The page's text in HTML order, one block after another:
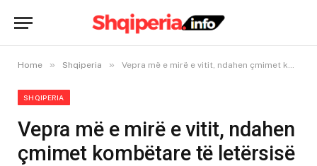
Home » Shqiperia » Vepra më e mirë e vitit, ndahen çmimet kombëtare të letërsisë
SHQIPERIA
Vepra më e mirë e vitit, ndahen
çmimet kombëtare të letërsisë